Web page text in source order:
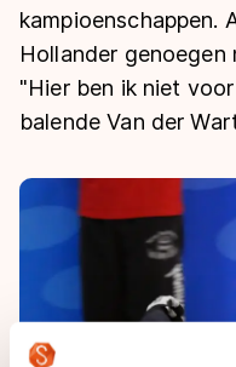
Shorttrack
Inlineskaten
Kunstschaatsen
Natuurijs
Langebaan
Shorttrack
Marathon
Kunstschaatsen
Tijden &
Ranglijsten Langebaan
Persoonlijke records &
Historie & statistiek
De weg op
Algemene Nederlandse
Deze zomer de weg op
Waar kan ik schaatsen
Schaatsfans
Alles voor jou als
Tickets
Olympische
Olympische Spelen
kampioenschappen.
Hollander genoegen
"Hier ben ik niet
balende Van der